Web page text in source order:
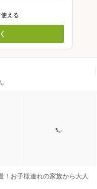
える
！お子様連れの家族から大人